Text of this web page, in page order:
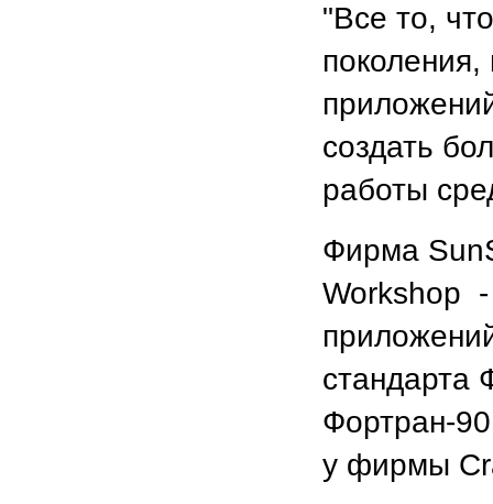
"Все то,
поколения,
создать
работы
Фирма
Workshop -
стандарта
Фортран-
у фирмы